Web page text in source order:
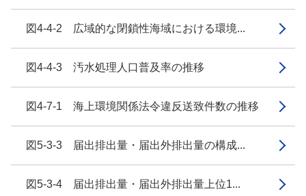
図4-4-2 広域的な閉鎖性海域における環境...
図4-4-3 汚水処理人口普及率の推移
図4-7-1 海上環境関係法令違反送致件数の推移
図5-3-3 届出排出量・届出外排出量の構成...
図5-3-4 届出排出量・届出外排出量上位1...